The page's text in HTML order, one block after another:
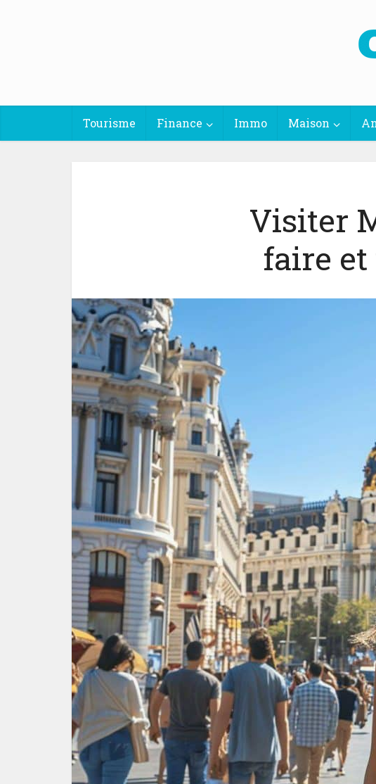
Tourisme Finance Immo Maison
Visiter
faire